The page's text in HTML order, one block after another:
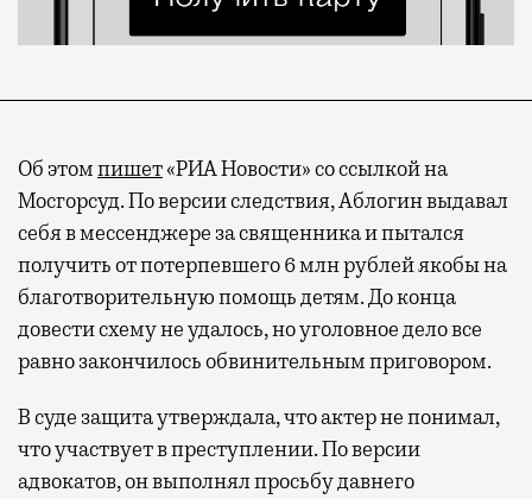
Об этомпишет«РИА Новости» со ссылкой на
Мосгорсуд. По версии следствия, Аблогин выдавал
себя в мессенджере за священника и пытался
получить от потерпевшего 6 млн рублей якобы на
благотворительную помощь детям. До конца
довести схему не удалось, но уголовное дело все
равно закончилось обвинительным приговором.
В суде защита утверждала, что актер не понимал,
что участвует в преступлении. По версии
адвокатов, он выполнял просьбу давнего